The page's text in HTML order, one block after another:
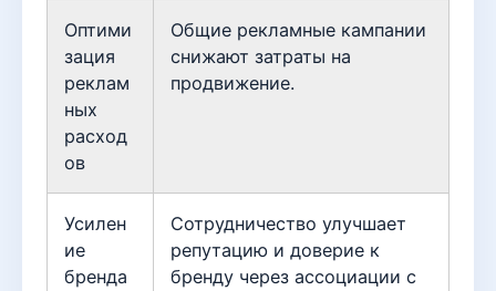
Оптими
зация
реклам
ных
расход
ов
Общие рекламные кампании
снижают затраты на
продвижение.
Усилен
ие
бренда
Сотрудничество улучшает
репутацию и доверие к
бренду через ассоциации с